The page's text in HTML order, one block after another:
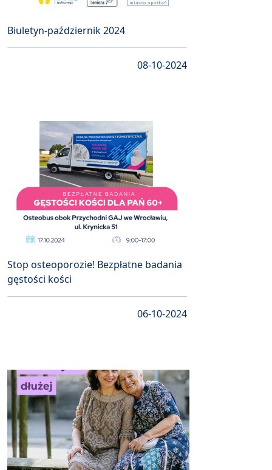
Biuletyn-październik 2024
08-10-2024
Stop osteoporozie! Bezpłatne badania
gęstości kości
06-10-2024